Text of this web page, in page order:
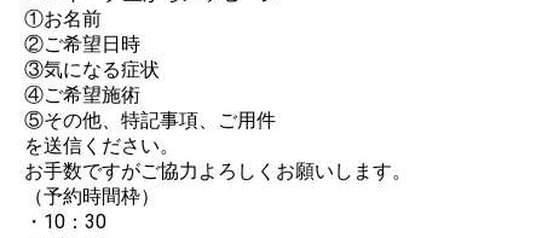
①お名前
②ご希望日時
③気になる症状
④ご希望施術
⑤その他、特記事項、ご用件
を送信ください。
お手数ですがご協力よろしくお願いします。
（予約時間枠）
・10：30